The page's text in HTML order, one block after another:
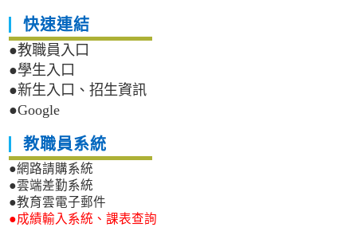
快速連結
●教職員入口
●學生入口
●新生入口、招生資訊
●Google
教職員系統
●網路請購系統
●雲端差勤系統
●教育雲電子郵件
●成績輸入系統、課表查詢